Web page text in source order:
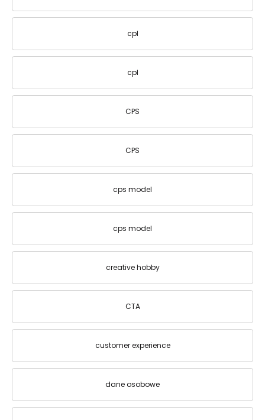
cpl
cpl
CPS
CPS
cps model
cps model
creative hobby
CTA
customer experience
dane osobowe